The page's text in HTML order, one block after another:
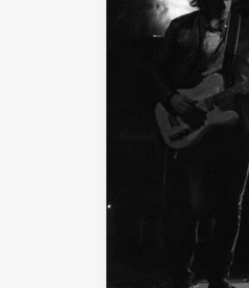
EDB edizioni - Via Brivio angolo C.
Imbonati, 89 20159 Milano (Italia)